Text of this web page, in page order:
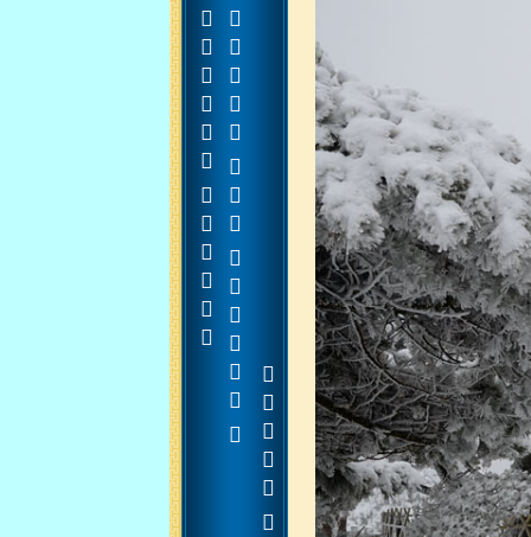



























